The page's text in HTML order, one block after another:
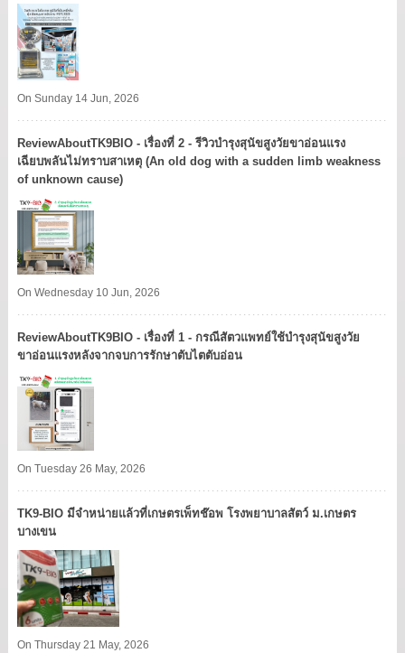
On Sunday 14 Jun, 2026
ReviewAboutTK9BIO - เรื่องที่ 2 - รีวิวบำรุงสุนัขสูงวัยขาอ่อนแรง
เฉียบพลันไม่ทราบสาเหตุ (An old dog with a sudden limb weakness
of unknown cause)
On Wednesday 10 Jun, 2026
ReviewAboutTK9BIO - เรื่องที่ 1 - กรณีสัตวแพทย์ใช้บำรุงสุนัขสูงวัย
ขาอ่อนแรงหลังจากจบการรักษาตับไตตับอ่อน
On Tuesday 26 May, 2026
TK9​-BIO มีจำหน่ายแล้วที่เกษตรเพ็ทช๊อพ โรงพยาบาลสัตว์ ม.เกษตร
บางเขน​
On Thursday 21 May, 2026